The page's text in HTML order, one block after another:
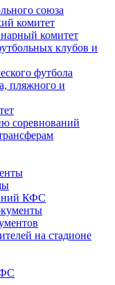
союза
комитет
комитет
клубов и
футбола
пляжного и
соревнований
КФС
на стадионе